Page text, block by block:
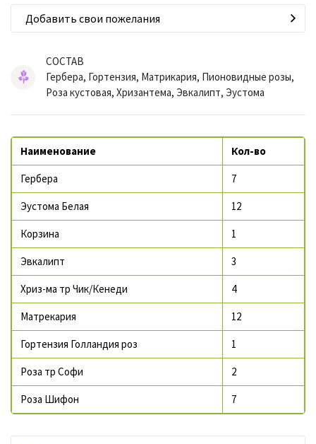
Добавить свои пожелания
СОСТАВ
Гербера, Гортензия, Матрикария, Пионовидные розы,
Роза кустовая, Хризантема, Эвкалипт, Эустома
Наименование Кол-во
Гербера 7
Эустома Белая 12
Корзина 1
Эвкалипт 3
Хриз-ма тр Чик/Кенеди 4
Матрекария 12
Гортензия Голландия роз 1
Роза тр Софи 2
Роза Шифон 7